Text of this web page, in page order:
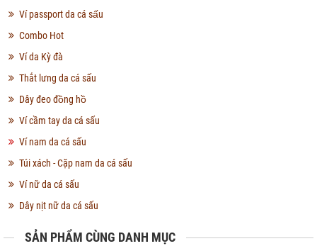
Ví passport da cá sấu
Combo Hot
Ví da Kỳ đà
Thắt lưng da cá sấu
Dây đeo đồng hồ
Ví cầm tay da cá sấu
Ví nam da cá sấu
Túi xách - Cặp nam da cá sấu
Ví nữ da cá sấu
Dây nịt nữ da cá sấu
SẢN PHẨM CÙNG DANH MỤC